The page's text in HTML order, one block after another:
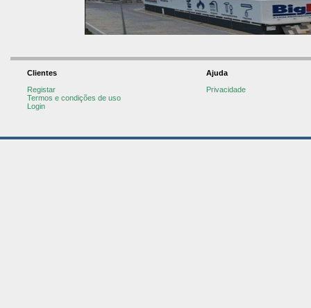
Clientes
Registar
Termos e condições de uso
Login
Ajuda
Privacidade